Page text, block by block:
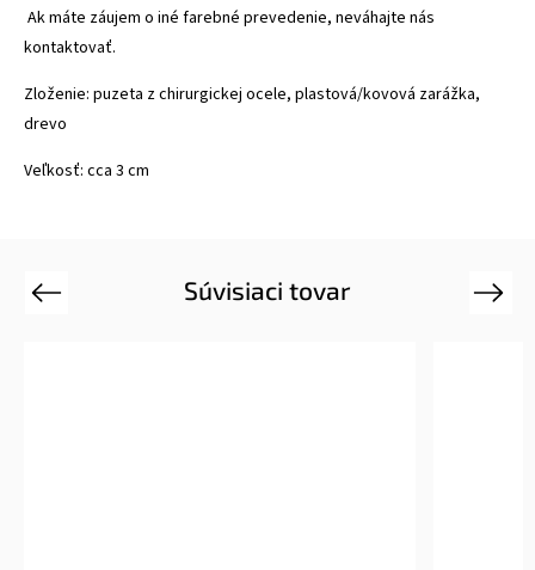
Ak máte záujem o iné farebné prevedenie, neváhajte nás
kontaktovať.
Zloženie: puzeta z chirurgickej ocele, plastová/kovová zarážka,
drevo
Veľkosť: cca 3 cm
Súvisiaci tovar
Previous Next